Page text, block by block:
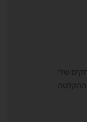
שלי
ההקלטה